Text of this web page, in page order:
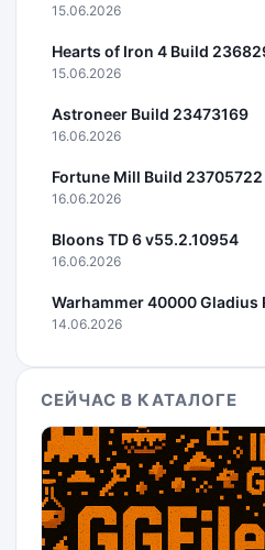
15.06.2026
Hearts of Iron 4 Build
15.06.2026
Astroneer Build 23473169
16.06.2026
Fortune Mill Build 23705722
16.06.2026
Bloons TD 6 v55.2.10954
16.06.2026
Warhammer 40000 Gladius
14.06.2026
СЕЙЧАС В КАТАЛОГЕ